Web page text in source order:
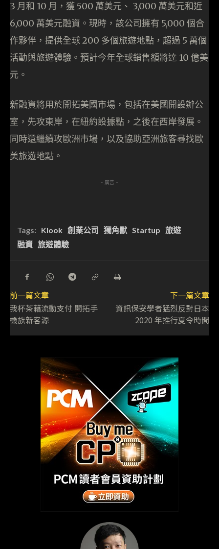
3 月和 10 月，獲 500 萬美元、 3,000 萬美元和近
6,000 萬美元融資。現時，該公司擁有 5,000 個合
作夥伴，提供全球 200 多個旅遊地點，超過 5 萬個
活動與旅遊體驗。預計今年全球銷售額將達 10 億美
元。
新融資將用於開拓美國市場，包括在美國開設辦公
室，先攻東岸，在紐約設據點，之後在西岸發展。
同時還繼續攻歐洲市場，以及協助亞洲旅客尋找歐
美旅遊地點。
- 廣告 -
Tags: Klook 創業公司 獨角獸 Startup 旅遊
融資 旅遊體驗
前一篇文章
我杯茶藉流動支付 開拓手
機族新客源
下一篇文章
資訊保安學者猛烈反對日本
2020 年推行夏令時間